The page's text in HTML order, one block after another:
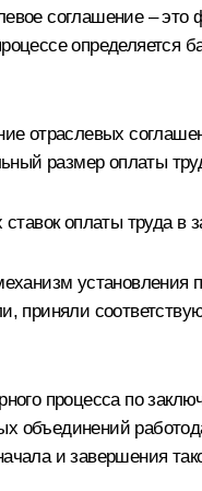
соглашение –
отраслевых
размер оплаты
оплаты труда в
приняли
процесса по
объединений
и завершения